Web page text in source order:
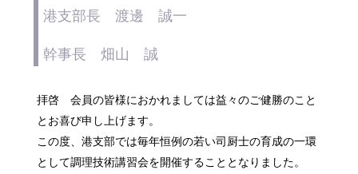
港支部長 渡邊 誠一
幹事長 畑山 誠
拝啓 会員の皆様におかれましては益々のご健勝のこと
とお喜び申し上げます。
この度、港支部では毎年恒例の若い司厨士の育成の一環
として調理技術講習会を開催することとなりました。